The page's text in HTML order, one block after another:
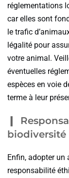
réglementations
car elles sont
le trafic
légalité pour
votre animal.
éventuelles
espèces en voie
terme à leur
biodiversité
Enfin, adopter un
responsabilité